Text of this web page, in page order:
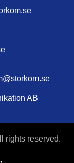
AB
rights reserved.